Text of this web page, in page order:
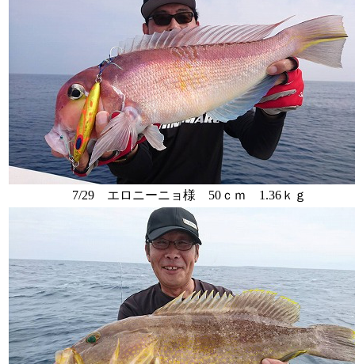
7/29 エロニーニョ様 50ｃｍ 1.36ｋｇ